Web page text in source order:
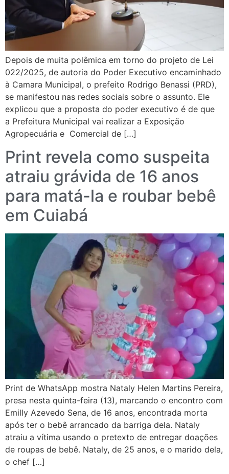
Depois de muita polêmica em torno do projeto de Lei
022/2025, de autoria do Poder Executivo encaminhado
à Camara Municipal, o prefeito Rodrigo Benassi (PRD),
se manifestou nas redes sociais sobre o assunto. Ele
explicou que a proposta do poder executivo é de que
a Prefeitura Municipal vai realizar a Exposição
Agropecuária e Comercial de […]
Print revela como suspeita
atraiu grávida de 16 anos
para matá-la e roubar bebê
em Cuiabá
Print de WhatsApp mostra Nataly Helen Martins Pereira,
presa nesta quinta-feira (13), marcando o encontro com
Emilly Azevedo Sena, de 16 anos, encontrada morta
após ter o bebê arrancado da barriga dela. Nataly
atraiu a vítima usando o pretexto de entregar doações
de roupas de bebê. Nataly, de 25 anos, e o marido dela,
o chef […]